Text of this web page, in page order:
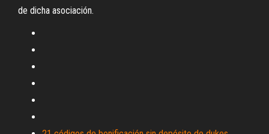
de dicha asociación.